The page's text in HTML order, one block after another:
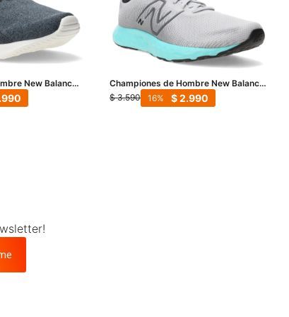
New Balance
- Azul
Championes de Hombre New Balance
420 V3 - Gris- Negro - Verde Agua
$ 3.590 $2.990
16